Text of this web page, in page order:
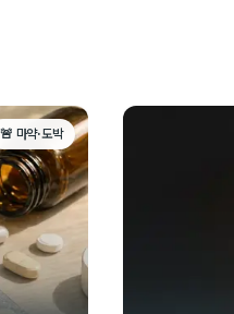
🚨 마약·도박